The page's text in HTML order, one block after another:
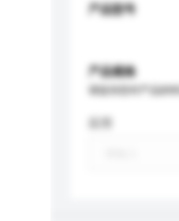
产品型号
产品规格